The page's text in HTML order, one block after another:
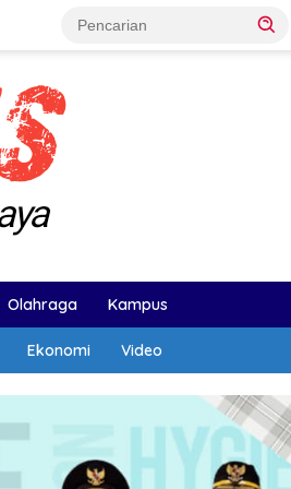
Olahraga Kampus
Ekonomi Video